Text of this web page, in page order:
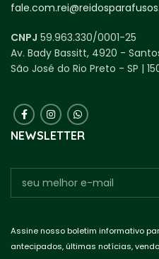
CNPJ 59.963.330/0001-25
Av. Bady Bassitt, 4920 -
São José do Rio Preto - SP |
NEWSLETTER
Assine nosso boletim informativo
antecipados, últimas notícias,